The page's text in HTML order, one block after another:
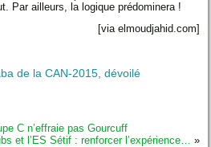
Par ailleurs, la logique prédominera !
[via elmoudjahid.com]
de la CAN-2015, dévoilé
C n’effraie pas Gourcuff
et l’ES Sétif : renforcer l’expérience…
»